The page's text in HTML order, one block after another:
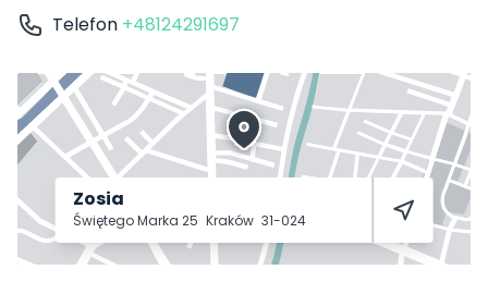
Telefon +48124291697
Zosia
Świętego Marka 25 Kraków 31-024